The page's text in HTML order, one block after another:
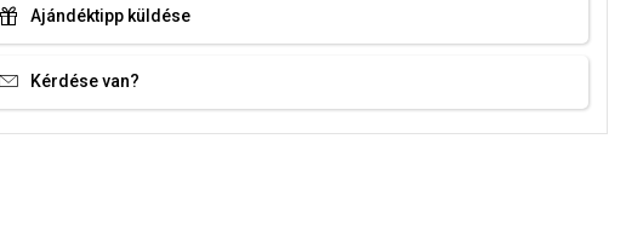
Ajándéktipp küldése
Kérdése van?